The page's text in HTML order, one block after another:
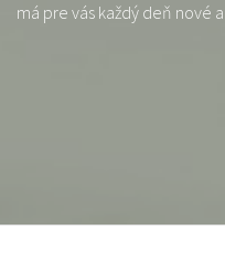
má pre vás každý deň nové